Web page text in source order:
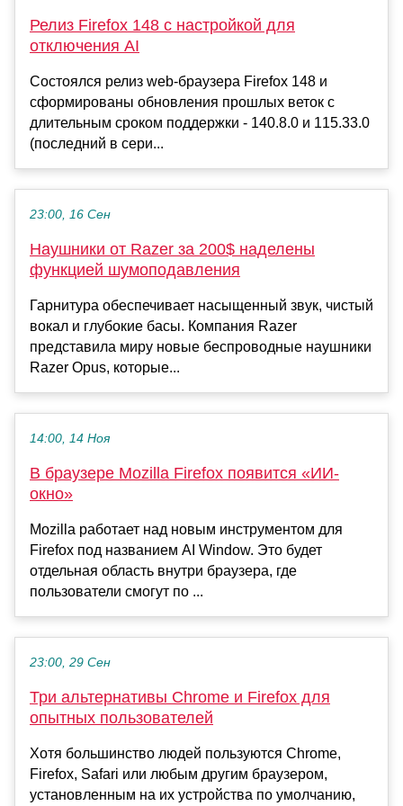
Релиз Firefox 148 с настройкой для
отключения AI
Состоялся релиз web-браузера Firefox 148 и
сформированы обновления прошлых веток с
длительным сроком поддержки - 140.8.0 и 115.33.0
(последний в сери...
23:00, 16 Сен
Наушники от Razer за 200$ наделены
функцией шумоподавления
Гарнитура обеспечивает насыщенный звук, чистый
вокал и глубокие басы. Компания Razer
представила миру новые беспроводные наушники
Razer Opus, которые...
14:00, 14 Ноя
В браузере Mozilla Firefox появится «ИИ-
окно»
Mozilla работает над новым инструментом для
Firefox под названием AI Window. Это будет
отдельная область внутри браузера, где
пользователи смогут по ...
23:00, 29 Сен
Три альтернативы Chrome и Firefox для
опытных пользователей
Хотя большинство людей пользуются Chrome,
Firefox, Safari или любым другим браузером,
установленным на их устройства по умолчанию,